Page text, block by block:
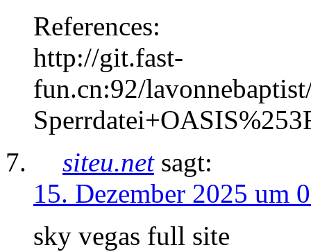
References:
http://git.fast-
fun.cn:92/
siteu.net sagt:
15. Dezember 2025 um
sky vegas full site